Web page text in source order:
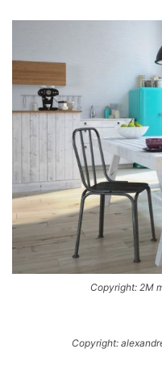
Copyright: 2M
Copyright: